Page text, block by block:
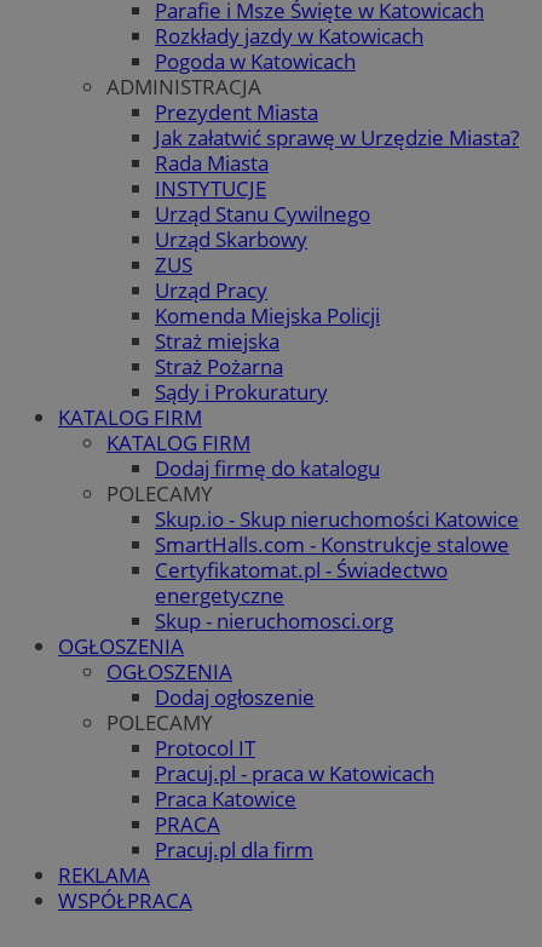
Parafie i Msze Święte w Katowicach
Rozkłady jazdy w Katowicach
Pogoda w Katowicach
ADMINISTRACJA
Prezydent Miasta
Jak załatwić sprawę w Urzędzie Miasta?
Rada Miasta
INSTYTUCJE
Urząd Stanu Cywilnego
Urząd Skarbowy
ZUS
Urząd Pracy
Komenda Miejska Policji
Straż miejska
Straż Pożarna
Sądy i Prokuratury
KATALOG FIRM
KATALOG FIRM
Dodaj firmę do katalogu
POLECAMY
Skup.io - Skup nieruchomości Katowice
SmartHalls.com - Konstrukcje stalowe
Certyfikatomat.pl - Świadectwo
energetyczne
Skup - nieruchomosci.org
OGŁOSZENIA
OGŁOSZENIA
Dodaj ogłoszenie
POLECAMY
Protocol IT
Pracuj.pl - praca w Katowicach
Praca Katowice
PRACA
Pracuj.pl dla firm
REKLAMA
WSPÓŁPRACA